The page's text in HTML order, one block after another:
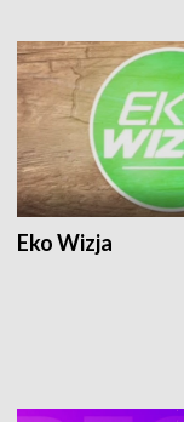
Eko Wizja